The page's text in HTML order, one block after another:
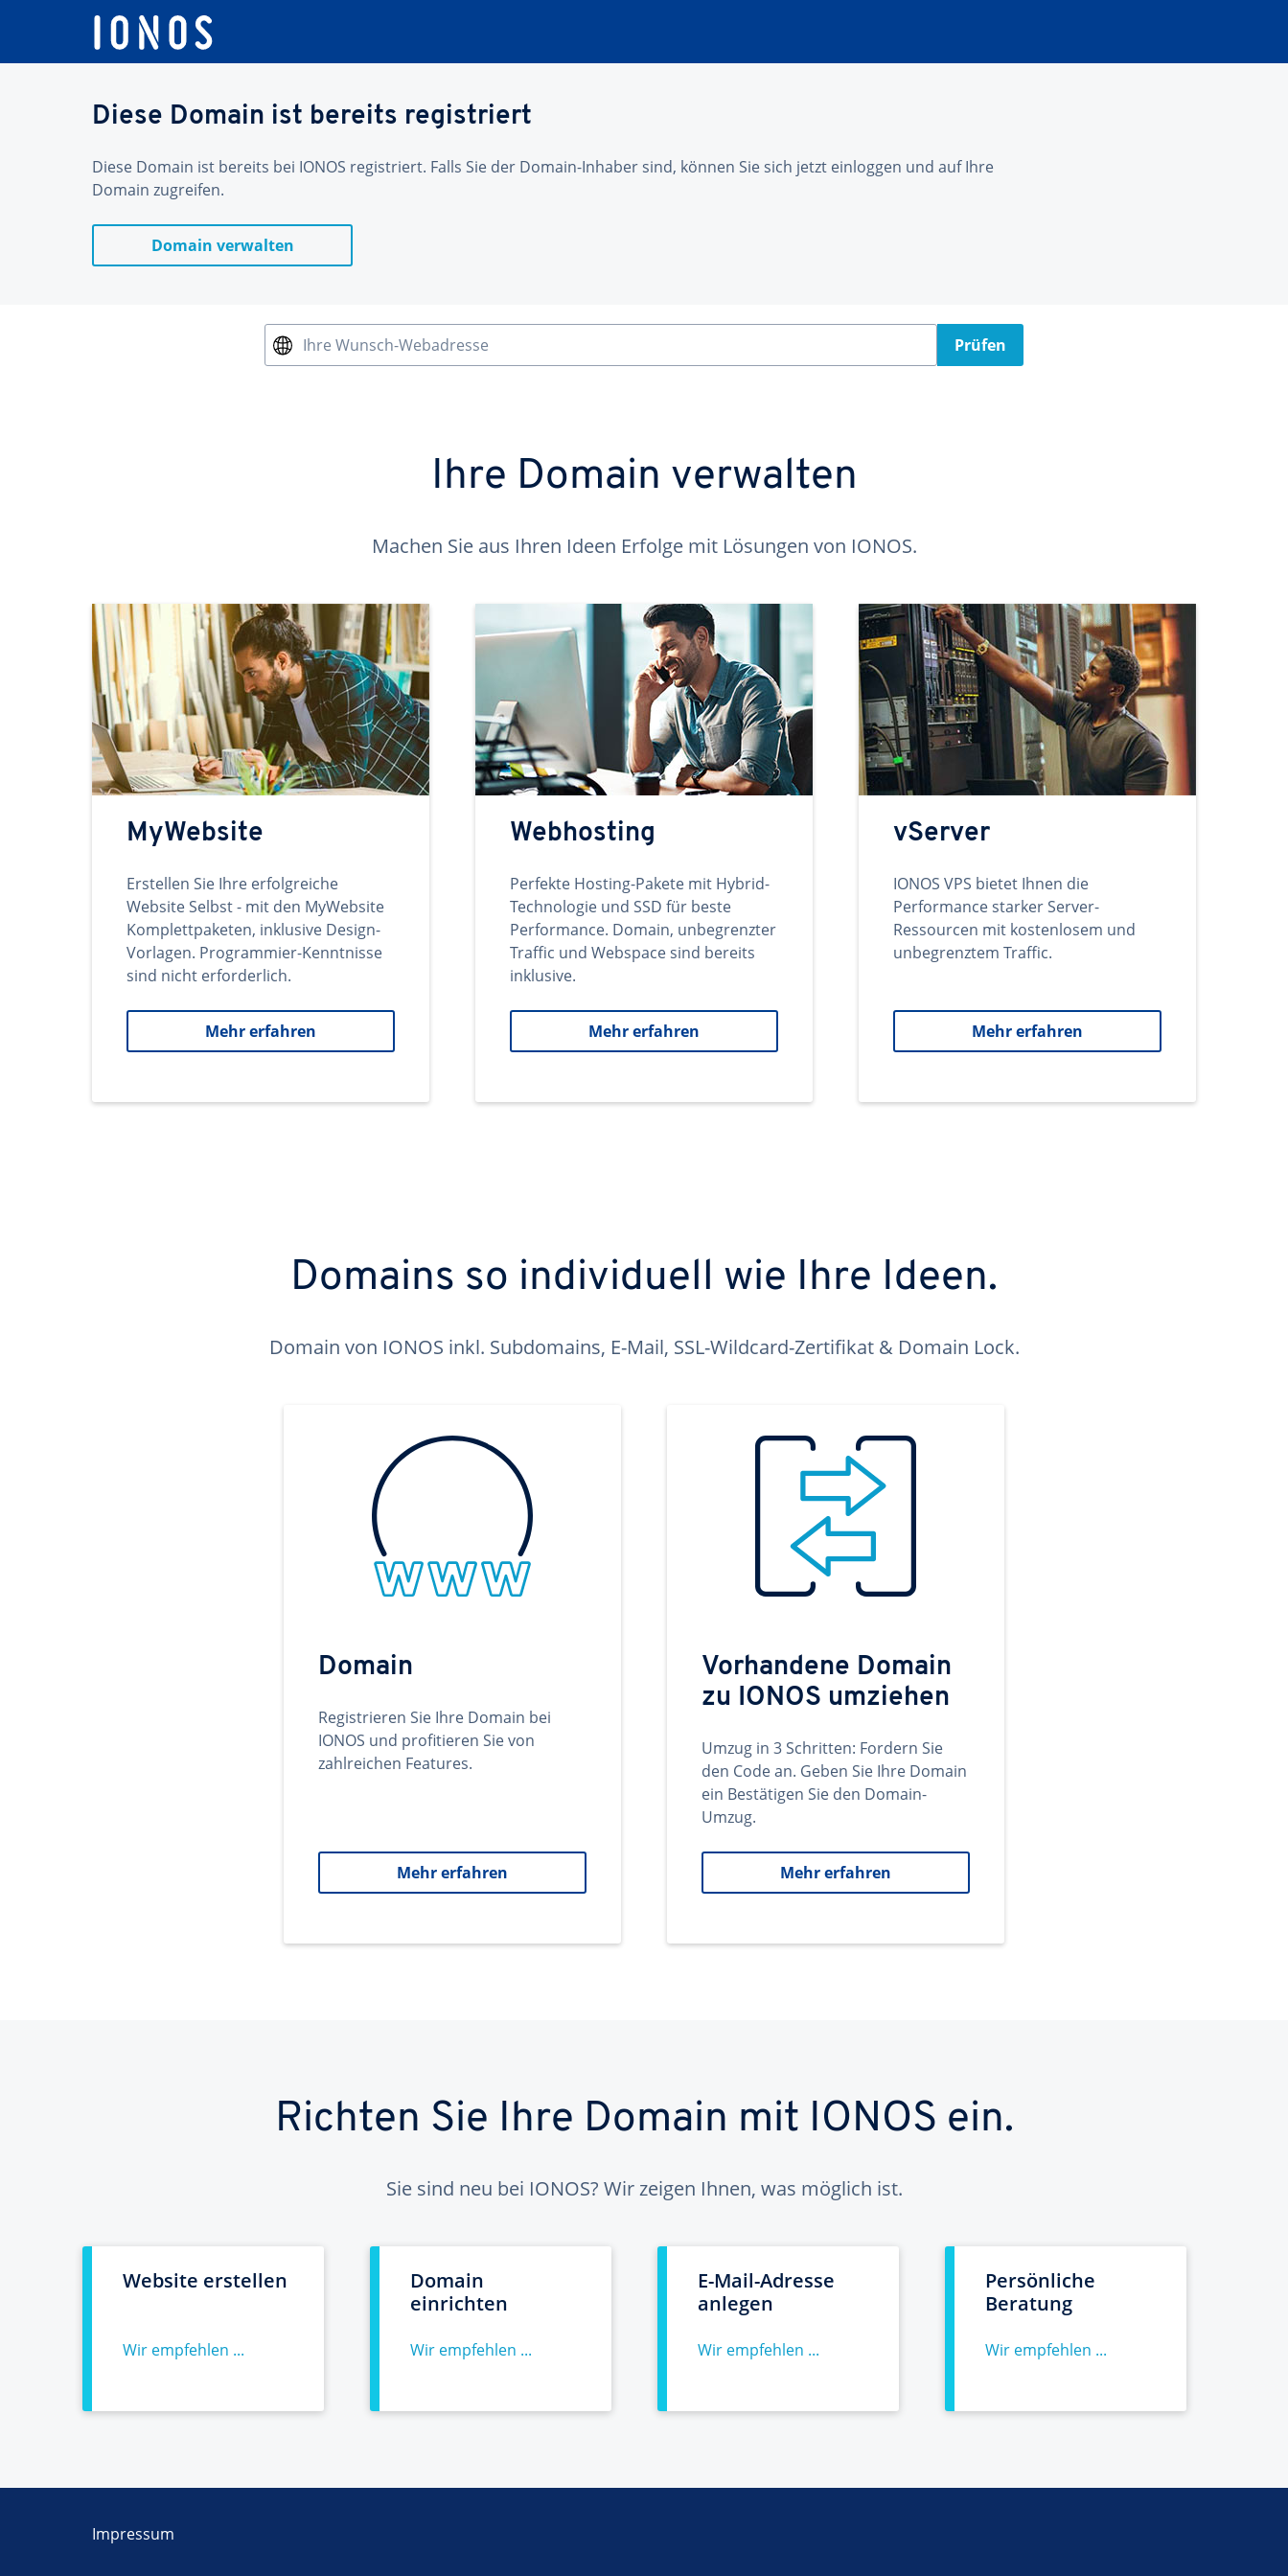
Diese Domain ist bereits registriert
Diese Domain ist bereits bei IONOS registriert. Falls Sie der Domain-Inhaber sind, können Sie sich jetzt einloggen und auf Ihre
Domain zugreifen.
Domain verwalten
Ihre Wunsch-Webadresse Prüfen
Ihre Domain verwalten
Machen Sie aus Ihren Ideen Erfolge mit Lösungen von IONOS.
MyWebsite
Erstellen Sie Ihre erfolgreiche
Website Selbst - mit den MyWebsite
Komplettpaketen, inklusive Design-
Vorlagen. Programmier-Kenntnisse
sind nicht erforderlich.
Mehr erfahren
Webhosting
Perfekte Hosting-Pakete mit Hybrid-
Technologie und SSD für beste
Performance. Domain, unbegrenzter
Traffic und Webspace sind bereits
inklusive.
Mehr erfahren
vServer
IONOS VPS bietet Ihnen die
Performance starker Server-
Ressourcen mit kostenlosem und
unbegrenztem Traffic.
Mehr erfahren
Domains so individuell wie Ihre Ideen.
Domain von IONOS inkl. Subdomains, E-Mail, SSL-Wildcard-Zertifikat & Domain Lock.
Domain
Registrieren Sie Ihre Domain bei
IONOS und profitieren Sie von
zahlreichen Features.
Mehr erfahren
Vorhandene Domain
zu IONOS umziehen
Umzug in 3 Schritten: Fordern Sie
den Code an. Geben Sie Ihre Domain
ein Bestätigen Sie den Domain-
Umzug.
Mehr erfahren
Richten Sie Ihre Domain mit IONOS ein.
Sie sind neu bei IONOS? Wir zeigen Ihnen, was möglich ist.
Website erstellen
Wir empfehlen ...
Domain
einrichten
Wir empfehlen ...
E-Mail-Adresse
anlegen
Wir empfehlen ...
Persönliche
Beratung
Wir empfehlen ...
Impressum